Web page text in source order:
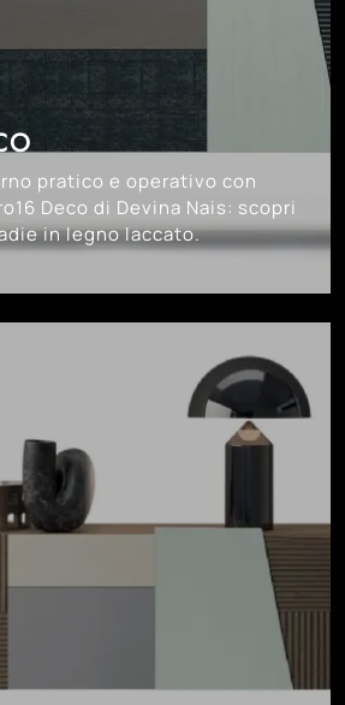
pratico e operativo con
Deco di Devina Nais: scopri
in legno laccato.